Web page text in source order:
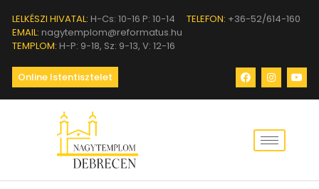
LELKÉSZI HIVATAL: H-Cs: 10-16 P: 10-14 TELEFON: +36-52/614-160
EMAIL: nagytemplom@reformatus.hu
TEMPLOM: H-P: 9-18, Sz: 9-13, V: 12-16
Online Istentisztelet